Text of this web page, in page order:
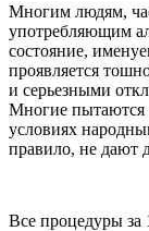
Многим людям,
употребляющим
состояние,
проявляется
и серьезными
Многие пытаются
условиях
правило, не дают
Все процедуры за